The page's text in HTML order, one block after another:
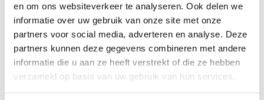
en om ons websiteverkeer te analyseren. Ook delen we
informatie over uw gebruik van onze site met onze
partners voor social media, adverteren en analyse. Deze
partners kunnen deze gegevens combineren met andere
informatie die u aan ze heeft verstrekt of die ze hebben
verzameld op basis van uw gebruik van hun services.